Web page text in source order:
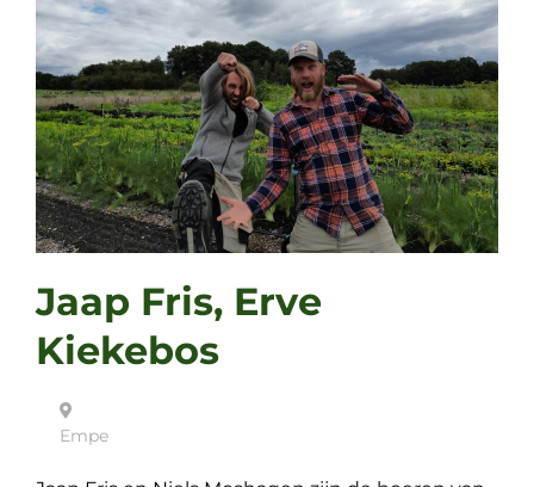
Jaap Fris, Erve
Kiekebos
Empe